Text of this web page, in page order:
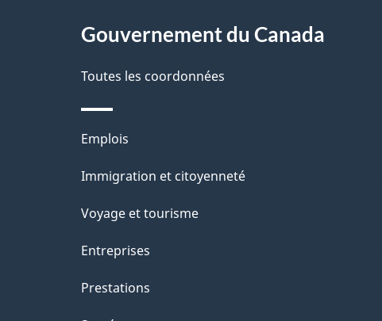
a
l
s
d
e
l
a
proposGouvernement du Canada
Toutes les coordonnées
Thèmes
et
Emplois
Immigration et citoyenneté
Voyage et tourisme
Entreprises
Prestations